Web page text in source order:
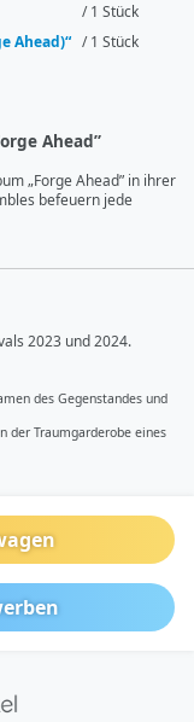
/ 1 Stück
Ahead)“ / 1 Stück
Ahead”
„Forge Ahead” in ihrer
befeuern jede
2023 und 2024.
des Gegenstandes und
der Traumgarderobe eines